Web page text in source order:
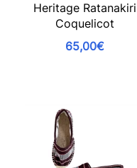
Heritage Ratanakiri
Coquelicot
65,00€